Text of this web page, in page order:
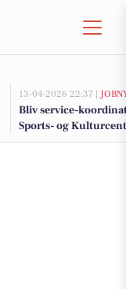
13-04-2026 22:37 |
Bliv service-
Sports- og
daglig service og